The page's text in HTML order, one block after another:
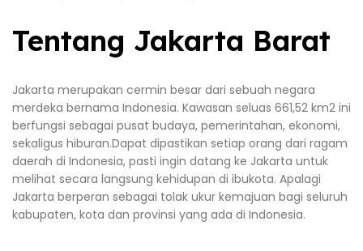
Tentang Jakarta Barat
Jakarta merupakan cermin besar dari sebuah negara
merdeka bernama Indonesia. Kawasan seluas 661,52 km2 ini
berfungsi sebagai pusat budaya, pemerintahan, ekonomi,
sekaligus hiburan.Dapat dipastikan setiap orang dari ragam
daerah di Indonesia, pasti ingin datang ke Jakarta untuk
melihat secara langsung kehidupan di ibukota. Apalagi
Jakarta berperan sebagai tolak ukur kemajuan bagi seluruh
kabupaten, kota dan provinsi yang ada di Indonesia.